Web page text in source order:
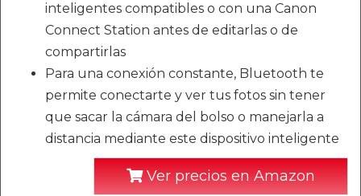
inteligentes compatibles o con una Canon
Connect Station antes de editarlas o de
compartirlas
Para una conexión constante, Bluetooth te
permite conectarte y ver tus fotos sin tener
que sacar la cámara del bolso o manejarla a
distancia mediante este dispositivo inteligente
Ver precios en Amazon